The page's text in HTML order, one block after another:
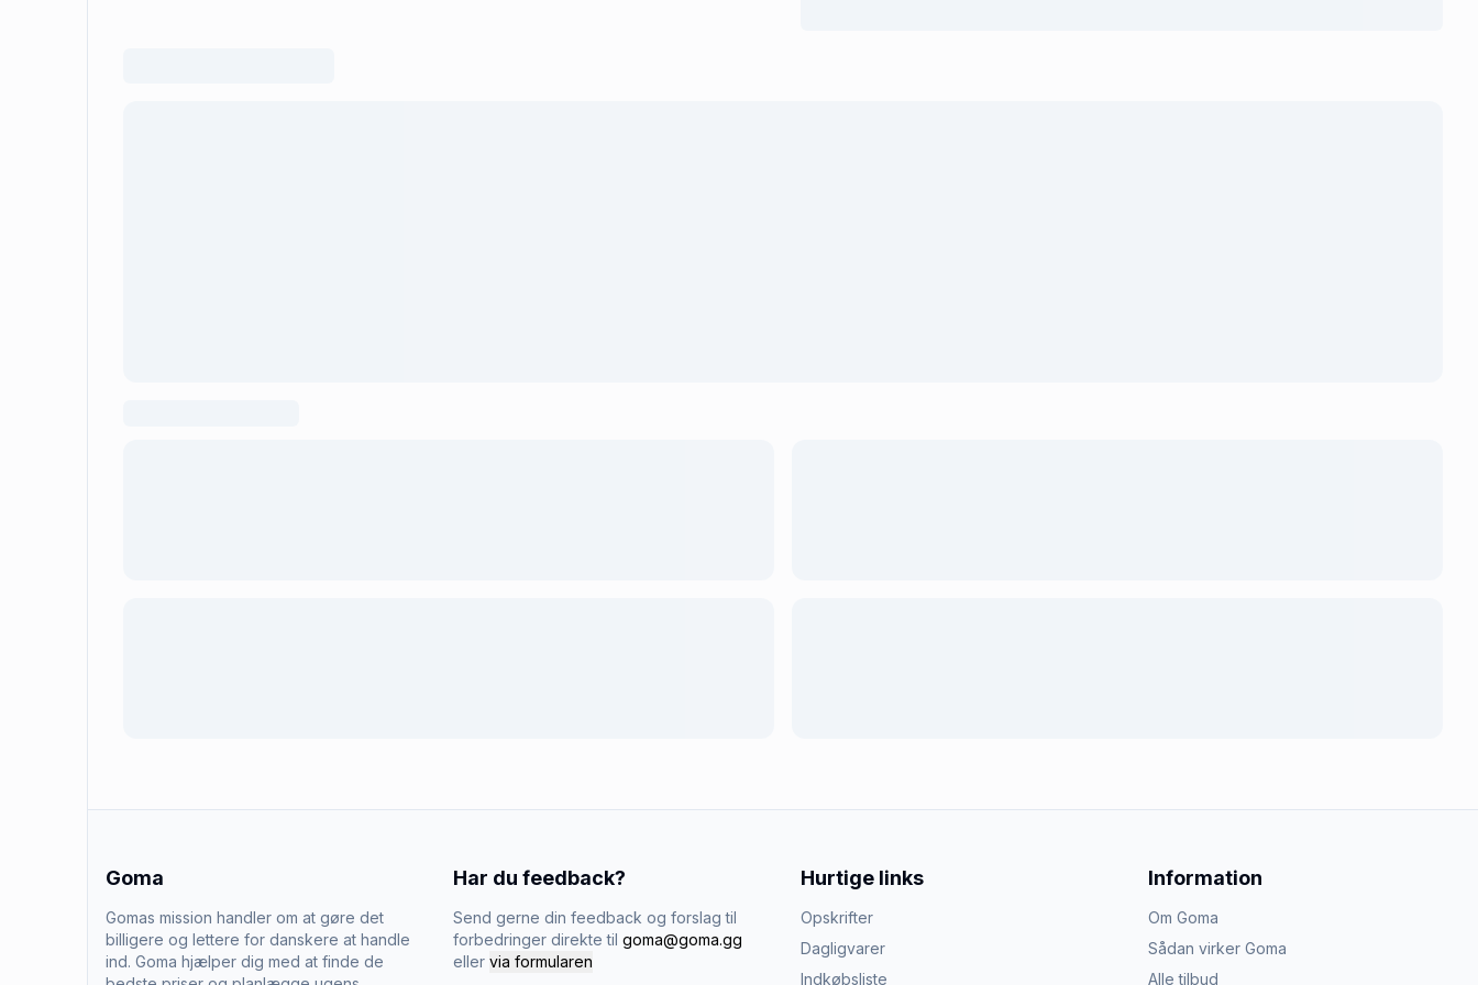
Goma
Gomas mission handler om at gøre det
billigere og lettere for danskere at handle
ind. Goma hjælper dig med at finde de
Har du feedback?
Send gerne din feedback og forslag til
forbedringer direkte til goma@goma.gg
eller via formularen
Hurtige links
Opskrifter
Dagligvarer
Indkøbsliste
Information
Om Goma
Sådan virker Goma
Alle tilbud